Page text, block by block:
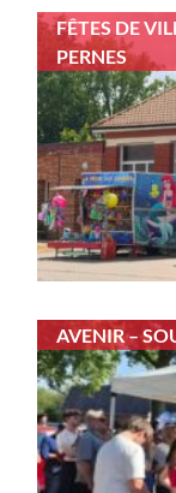
FÊTES DE
PERNES
AVENIR –